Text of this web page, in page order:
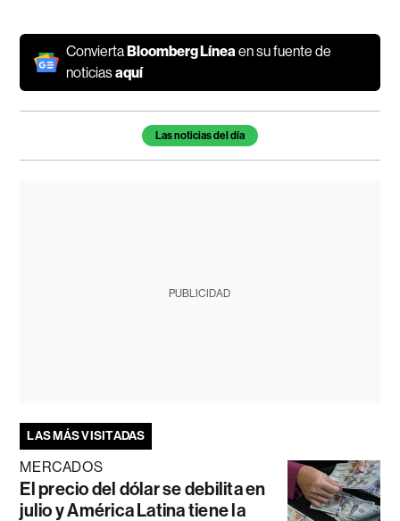
ConviertaBloomberg Líneaen su fuente de
noticiasaquí
Temas de este artículoLas noticias del día
PUBLICIDAD
LAS MÁS VISITADAS
MERCADOS
El precio del dólar se debilita en
julio y América Latina tiene la